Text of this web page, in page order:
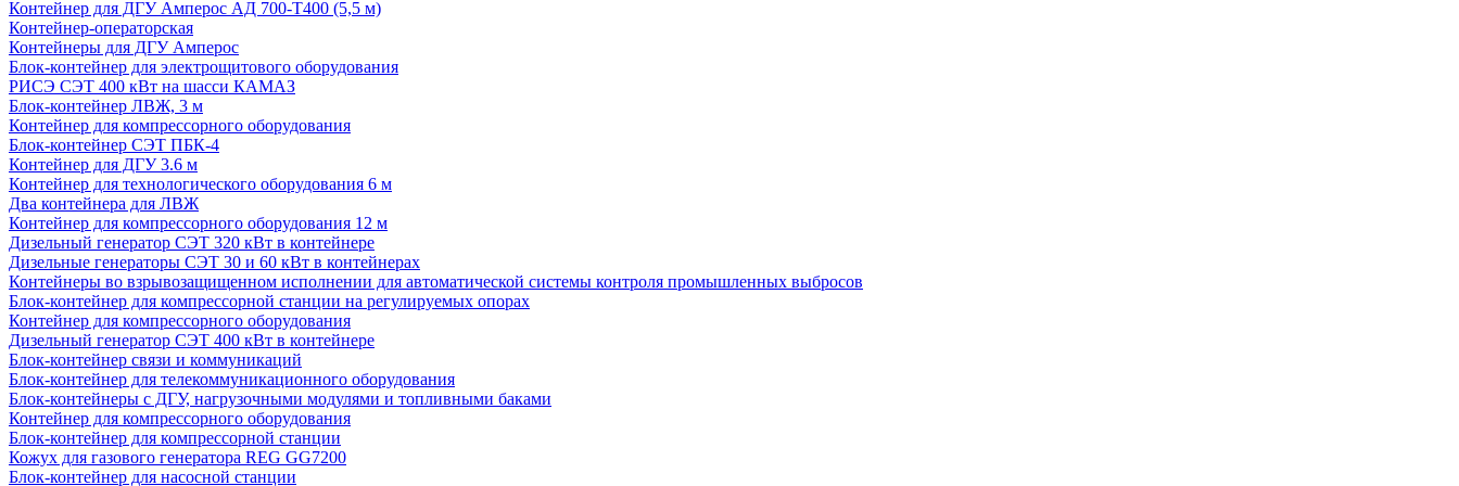
Контейнер для ДГУ Амперос АД 700-Т400 (5,5 м)
Контейнер-операторская
Контейнеры для ДГУ Амперос
Блок-контейнер для электрощитового оборудования
РИСЭ СЭТ 400 кВт на шасси КАМАЗ
Блок-контейнер ЛВЖ, 3 м
Контейнер для компрессорного оборудования
Блок-контейнер СЭТ ПБК-4
Контейнер для ДГУ 3.6 м
Контейнер для технологического оборудования 6 м
Два контейнера для ЛВЖ
Контейнер для компрессорного оборудования 12 м
Дизельный генератор СЭТ 320 кВт в контейнере
Дизельные генераторы СЭТ 30 и 60 кВт в контейнерах
Контейнеры во взрывозащищенном исполнении для автоматической системы контроля промышленных выбросов
Блок-контейнер для компрессорной станции на регулируемых опорах
Контейнер для компрессорного оборудования
Дизельный генератор СЭТ 400 кВт в контейнере
Блок-контейнер связи и коммуникаций
Блок-контейнер для телекоммуникационного оборудования
Блок-контейнеры с ДГУ, нагрузочными модулями и топливными баками
Контейнер для компрессорного оборудования
Блок-контейнер для компрессорной станции
Кожух для газового генератора REG GG7200
Блок-контейнер для насосной станции